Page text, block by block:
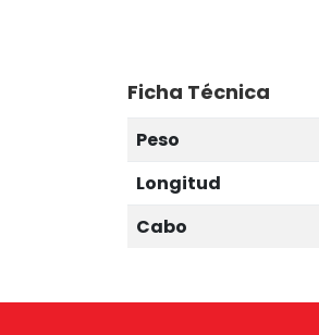
Ficha Técnica
Peso
Longitud
Cabo